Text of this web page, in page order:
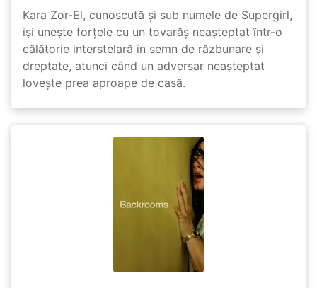
Kara Zor-El, cunoscută și sub numele de Supergirl,
își unește forțele cu un tovarăș neașteptat într-o
călătorie interstelară în semn de răzbunare și
dreptate, atunci când un adversar neașteptat
lovește prea aproape de casă.